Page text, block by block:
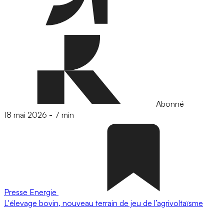
Abonné
18 mai 2026 - 7 min
Presse Energie
L'élevage bovin, nouveau terrain de jeu de l’agrivoltaïsme